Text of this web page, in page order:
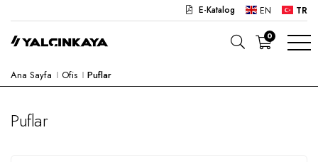
E-Katalog EN TR
OKUL
OFIS
0
Ana Sayfa Ofis Puflar
Puflar